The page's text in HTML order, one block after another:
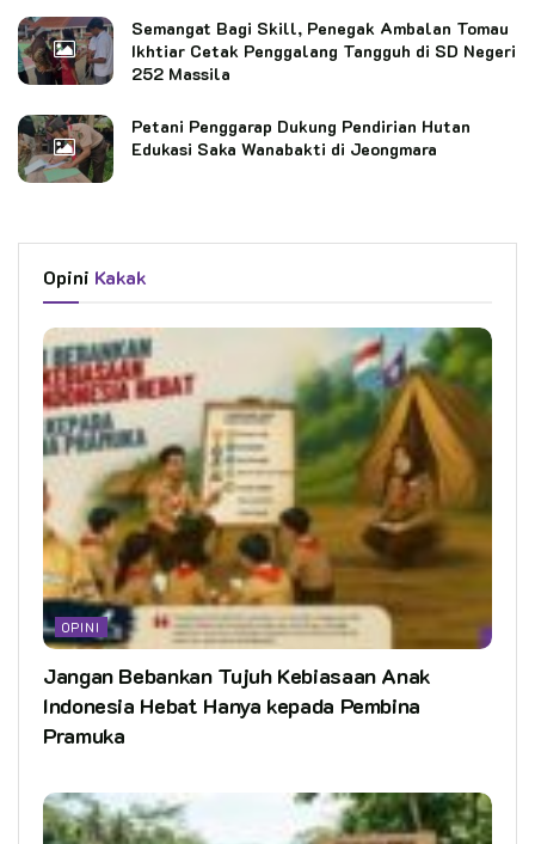
Semangat Bagi Skill, Penegak Ambalan Tomau
Ikhtiar Cetak Penggalang Tangguh di SD Negeri
252 Massila
Petani Penggarap Dukung Pendirian Hutan
Edukasi Saka Wanabakti di Jeongmara
Opini Kakak
OPINI
Jangan Bebankan Tujuh Kebiasaan Anak
Indonesia Hebat Hanya kepada Pembina
Pramuka